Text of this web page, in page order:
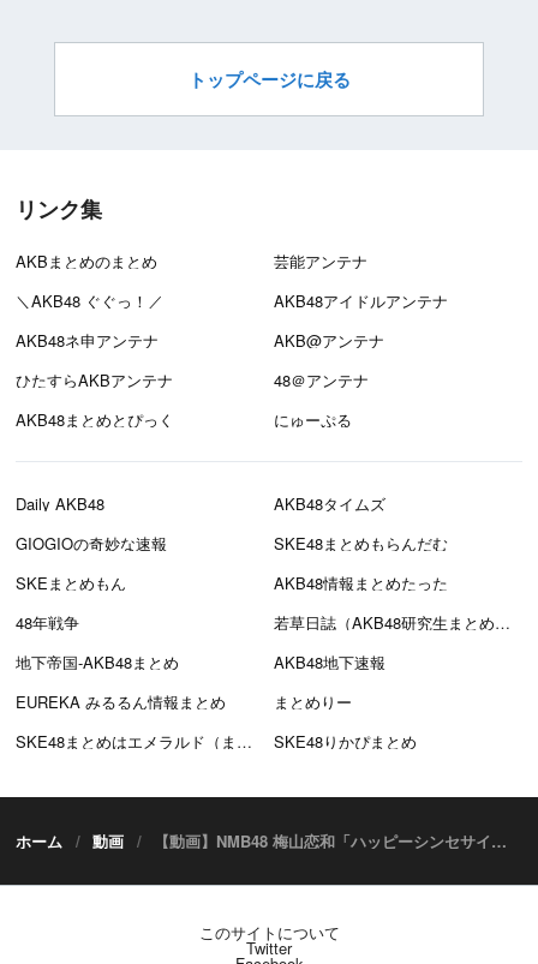
トップページに戻る
リンク集
AKBまとめのまとめ
芸能アンテナ
＼AKB48 ぐぐっ！／
AKB48アイドルアンテナ
AKB48ネ申アンテナ
AKB@アンテナ
ひたすらAKBアンテナ
48＠アンテナ
AKB48まとめとぴっく
にゅーぷる
Daily AKB48
AKB48タイムズ
GIOGIOの奇妙な速報
SKE48まとめもらんだむ
SKEまとめもん
AKB48情報まとめたった
48年戦争
若草日誌（AKB48研究生まとめブログ）
地下帝国-AKB48まとめ
AKB48地下速報
EUREKA みるるん情報まとめ
まとめりー
SKE48まとめはエメラルド（まとえめ）
SKE48りかぴまとめ
ホーム 動画 【動画】NMB48 梅山恋和「ハッピーシンセサイザ」歌ってみた＆踊ってみた【COCONAROID】
このサイトについて
Twitter